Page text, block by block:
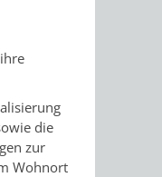
/
SITZUNGSUNTERLAGEN
BERATENDE
die
zur
Wohnort